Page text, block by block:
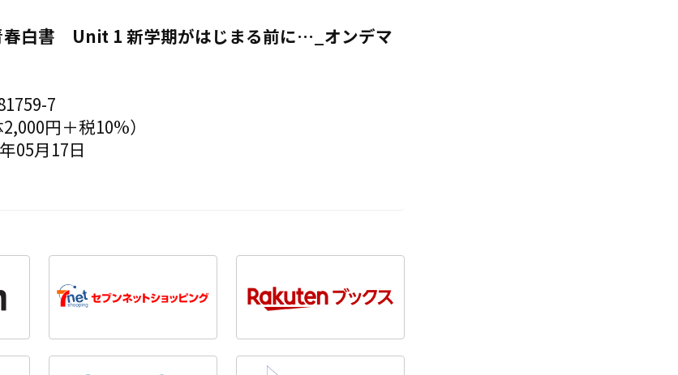
春白書 Unit 1 新学期がはじまる前に…_オンデマ
7
円＋税10%）
05月17日